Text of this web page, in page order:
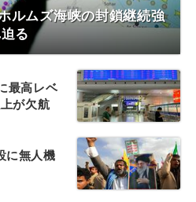
ルムズ海峡の封鎖継続強
る
最高レベ
が欠航
に無人機